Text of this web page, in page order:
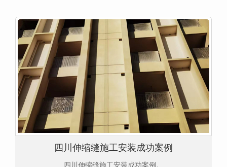
四川伸缩缝施工安装成功案例
四川伸缩缝施工安装成功案例。